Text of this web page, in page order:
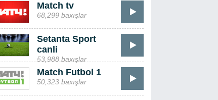
Match tv
68,299 baxışlar
Setanta Sport
canli
53,988 baxışlar
Match Futbol 1
50,323 baxışlar